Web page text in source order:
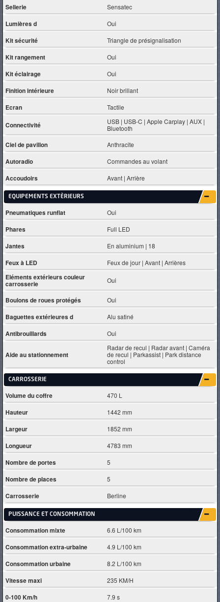
Sellerie Sensatec
Lumières d Oui
Kit sécurité Triangle de présignalisation
Kit rangement Oui
Kit éclairage Oui
Finition intérieure Noir brillant
Ecran Tactile
Connectivité
USB | USB-C | Apple Carplay | AUX |
Bluetooth
Ciel de pavillon Anthracite
Autoradio Commandes au volant
Accoudoirs Avant | Arrière
EQUIPEMENTS EXTÈRIEURS
Pneumatiques runflat Oui
Phares Full LED
Jantes En aluminium | 18
Feux à LED Feux de jour | Avant | Arrières
Eléments extérieurs couleur
carrosserie Oui
Boulons de roues protégés Oui
Baguettes extérieures d Alu satiné
Antibrouillards Oui
Aide au stationnement
Radar de recul | Radar avant | Caméra
de recul | Parkassist | Park distance
control
CARROSSERIE
Volume du coffre 470 L
Hauteur 1442 mm
Largeur 1852 mm
Longueur 4783 mm
Nombre de portes 5
Nombre de places 5
Carrosserie Berline
PUISSANCE ET CONSOMMATION
Consommation mixte 6.6 L/100 km
Consommation extra-urbaine 4.9 L/100 km
Consommation urbaine 8.2 L/100 km
Vitesse maxi 235 KM/H
0-100 Km/h 7.9 s